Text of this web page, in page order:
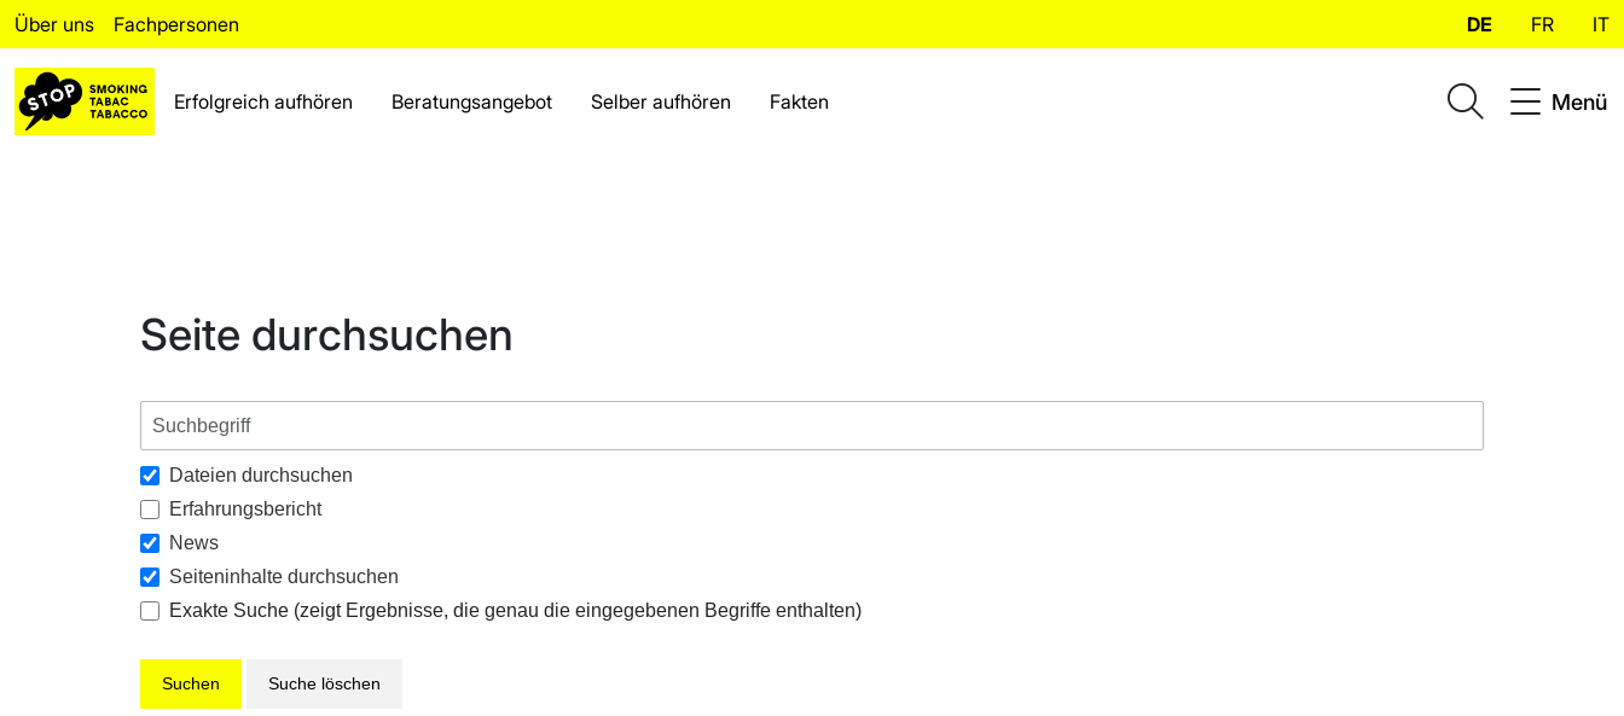
Über uns Fachpersonen DE FR IT
Erfolgreich aufhören Beratungsangebot Selber aufhören Fakten Menü
Häufig gestellte Fragen
Seite durchsuchen
Dateien durchsuchen
Erfahrungsbericht
News
Seiteninhalte durchsuchen
Exakte Suche (zeigt Ergebnisse, die genau die eingegebenen Begriffe enthalten)
Suche löschen